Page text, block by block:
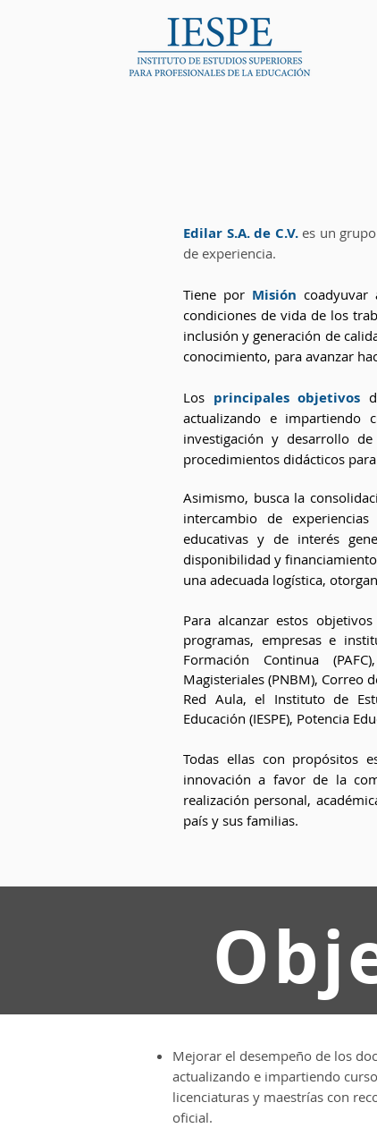
Edilar S.A. de C.V.es un grupo
de experiencia.
Tiene por Misión
condiciones de vida de los
inclusión y generación de
conocimiento, para avanzar
Los principales objetivos
actualizando e impartiendo
investigación y desarrollo
procedimientos didácticos
Asimismo, busca la
intercambio de
educativas y de interés
disponibilidad y
una adecuada logística,
Para alcanzar estos
programas, empresas e
Formación Continua
Magisteriales (PNBM), Correo
Red Aula, el Instituto de
Educación (IESPE), Potencia
Todas ellas con propósitos
innovación a favor de la
realización personal,
país y sus familias.
Mejorar el desempeño de los
actualizando e impartiendo
licenciaturas y maestrías con
oficial.